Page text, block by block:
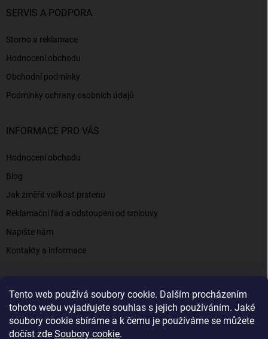
Tento web používá soubory cookie. Dalším procházením
tohoto webu vyjadřujete souhlas s jejich používáním. Jaké
soubory cookie sbíráme a k čemu je používáme se můžete
dočíst zde Soubory cookie.
SERVIS A PODPORA
Storno a reklamace
Hodnocení obchodu
Obchodní podmínky
Podmínky ochrany osobních údajů
INFORMACE PRO VÁS
Hodnocení obchodu
Blog
Jak změřit velikost prstenu
Reklamační řád a odstoupení od smlouvy
Napište nám
Kontakty a informace
Elenys.cz - šperky, kterým věříte už od roku 2016